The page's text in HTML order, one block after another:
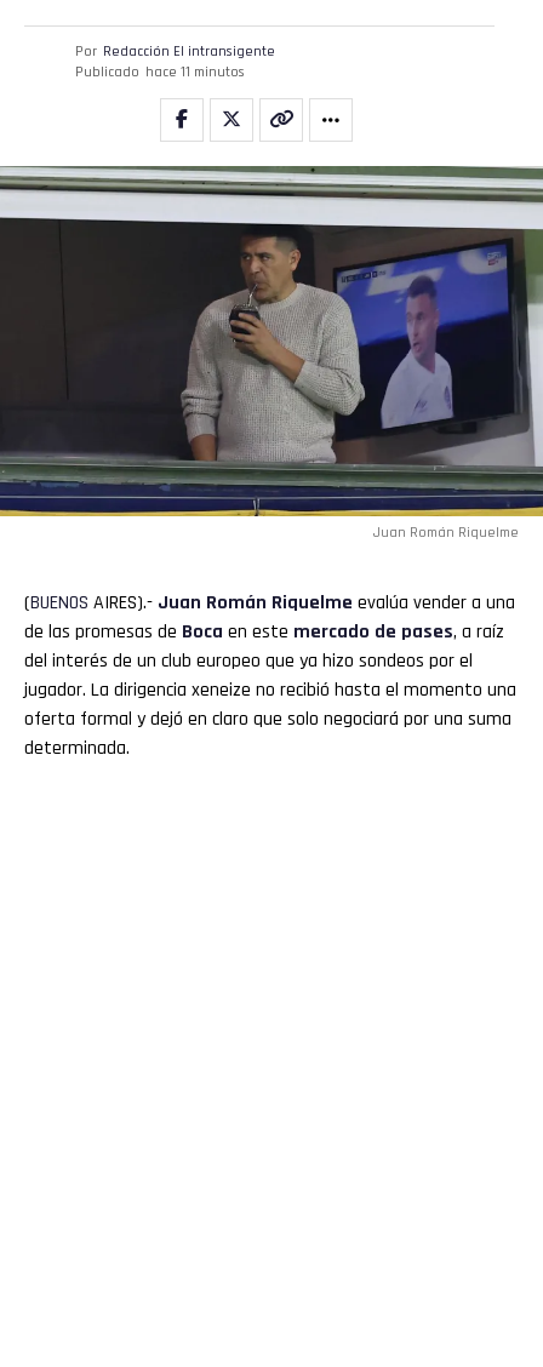
Por Redacción El intransigente
Publicado hace 11 minutos
Juan Román Riquelme
(BUENOS AIRES).- Juan Román Riquelme evalúa vender a una
de las promesas de Boca en este mercado de pases, a raíz
del interés de un club europeo que ya hizo sondeos por el
jugador. La dirigencia xeneize no recibió hasta el momento una
oferta formal y dejó en claro que solo negociará por una suma
determinada.